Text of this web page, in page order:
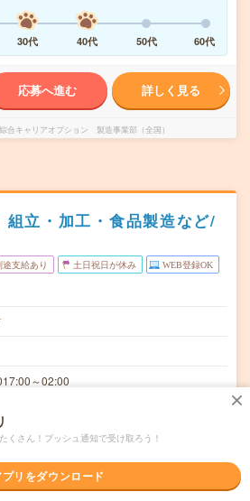
30代 40代 50代 60代
応募へ進む 詳しく見る
合キャリアオプション 製造事業部（全国）
組立・加工・食品製造など/
途支給あり 土日祝日が休み WEB登録OK
～02:00
きる方、大歓迎！
給
くさん！プッシュ通知で受け取ろう！
プリをダウンロード